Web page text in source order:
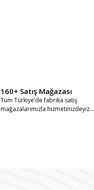
160+ Satış Mağazası
Tüm Türkiye’de fabrika satış
mağazalarımızla hizmetinizdeyiz...